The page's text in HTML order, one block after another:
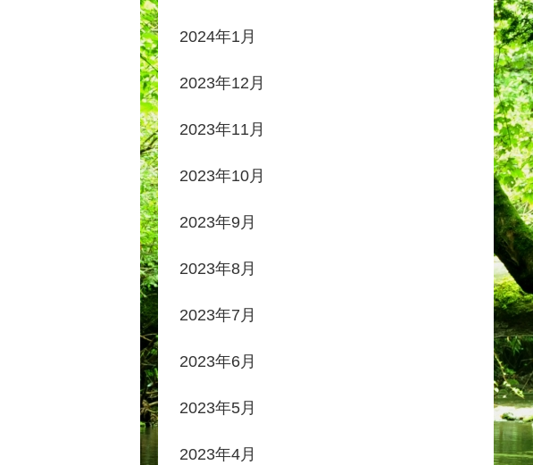
2024年1月
2023年12月
2023年11月
2023年10月
2023年9月
2023年8月
2023年7月
2023年6月
2023年5月
2023年4月